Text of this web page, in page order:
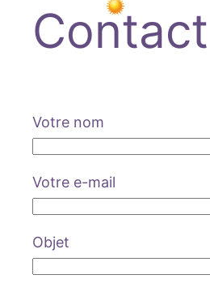
Contact
Votre nom
Votre e-mail
Objet